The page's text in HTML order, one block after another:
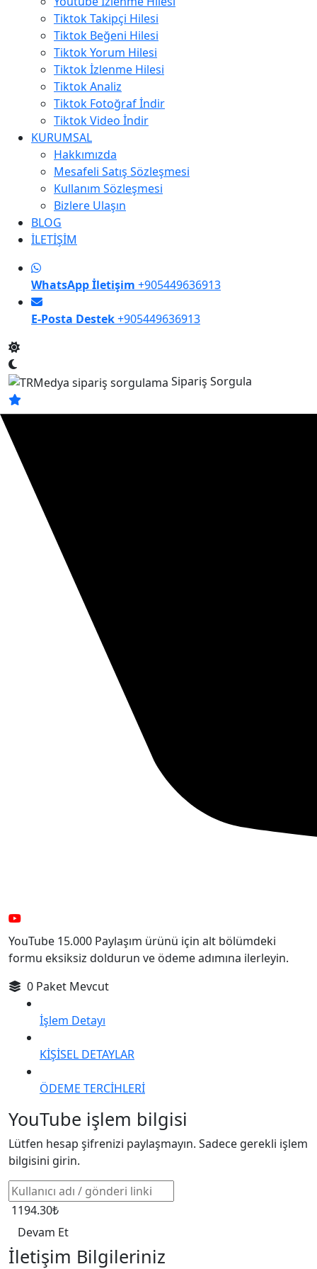
Tiktok Takipçi Hilesi
Tiktok Beğeni Hilesi
Tiktok Yorum Hilesi
Tiktok İzlenme Hilesi
Tiktok Analiz
Tiktok Fotoğraf İndir
Tiktok Video İndir
KURUMSAL
Hakkımızda
Mesafeli Satış Sözleşmesi
Kullanım Sözleşmesi
Bizlere Ulaşın
BLOG
İLETİŞİM
WhatsApp İletişim +905449636913
E-Posta Destek+905449636913
Sipariş Sorgula
YouTube 15.000 Paylaşım ürünü için alt bölümdeki
formu eksiksiz doldurun ve ödeme adımına ilerleyin.
0 Paket Mevcut
İşlem Detayı
KİŞİSEL DETAYLAR
ÖDEME TERCİHLERİ
YouTube işlem bilgisi
Lütfen hesap şifrenizi paylaşmayın. Sadece gerekli işlem
bilgisini girin.
1194.30₺
Devam Et
İletişim Bilgileriniz